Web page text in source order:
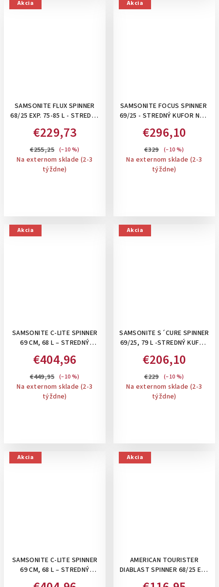
Akcia
SAMSONITE FLUX SPINNER
68/25 EXP. 75-85 L - STREDNÝ
€229,73
€255,25 (–10 %)
Na externom sklade (2-3
týždne)
Akcia
SAMSONITE FOCUS SPINNER
69/25 - STREDNÝ KUFOR NA 4
KHAKI
€296,10
€329 (–10 %)
Na externom sklade (2-3
týždne)
Akcia
SAMSONITE C-LITE SPINNER
69 CM, 68 L – STREDNÝ
BLACK
€404,96
€449,95 (–10 %)
Na externom sklade (2-3
týždne)
Akcia
SAMSONITE S´CURE SPINNER
69/25, 79 L -STREDNÝ KUFOR
DARK BLUE
€206,10
€229 (–10 %)
Na externom sklade (2-3
týždne)
Akcia
SAMSONITE C-LITE SPINNER
69 CM, 68 L – STREDNÝ
Akcia
AMERICAN TOURISTER
DIABLAST SPINNER 68/25 EXP